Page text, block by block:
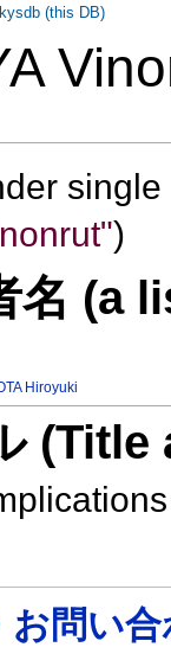
)
名 (a
Hiroyuki
(this DB)
お問い